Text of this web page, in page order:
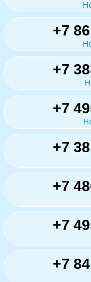
+7
+7
+7
+7
+7
+7
+7